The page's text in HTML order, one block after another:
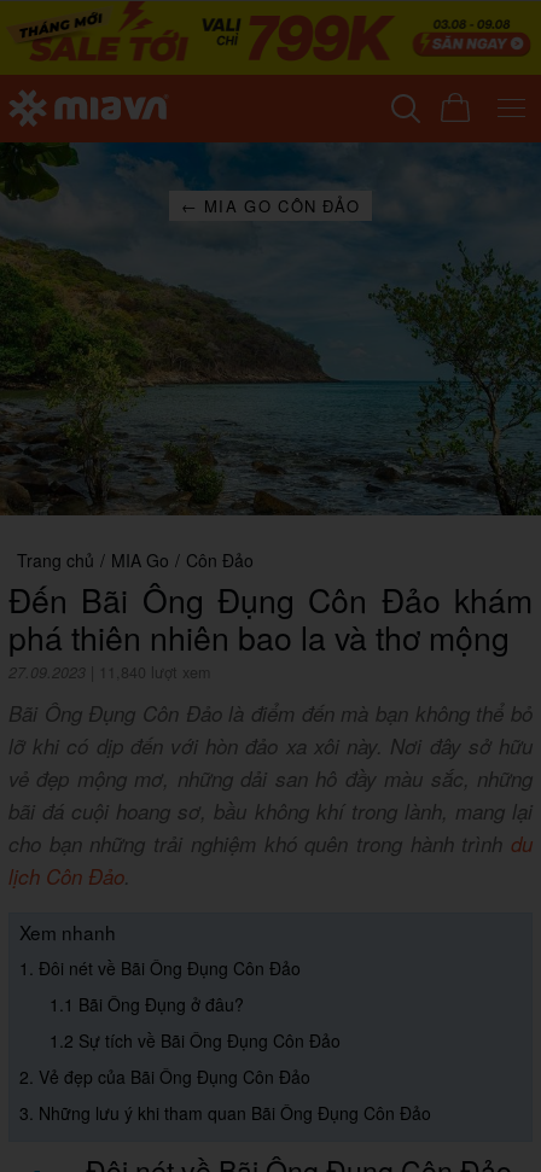
← MIA GO CÔN ĐẢO
Trang chủ / MIA Go / Côn Đảo
Đến Bãi Ông Đụng Côn Đảo khám
phá thiên nhiên bao la và thơ mộng
27.09.2023 11,840 lượt xem
Bãi Ông Đụng Côn Đảo là điểm đến mà bạn không thể bỏ
lỡ khi có dịp đến với hòn đảo xa xôi này. Nơi đây sở hữu
vẻ đẹp mộng mơ, những dải san hô đầy màu sắc, những
bãi đá cuội hoang sơ, bầu không khí trong lành, mang lại
cho bạn những trải nghiệm khó quên trong hành trình du
lịch Côn Đảo.
Xem nhanh
1. Đôi nét về Bãi Ông Đụng Côn Đảo
1.1 Bãi Ông Đụng ở đâu?
1.2 Sự tích về Bãi Ông Đụng Côn Đảo
2. Vẻ đẹp của Bãi Ông Đụng Côn Đảo
3. Những lưu ý khi tham quan Bãi Ông Đụng Côn Đảo